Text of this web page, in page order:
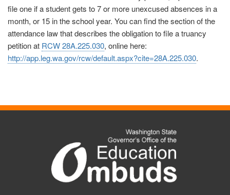
file one if a student gets to 7 or more unexcused absences in a
month, or 15 in the school year. You can find the section of the
attendance law that describes the obligation to file a truancy
petition at RCW 28A.225.030, online here:
http://app.leg.wa.gov/rcw/default.aspx?cite=28A.225.030.